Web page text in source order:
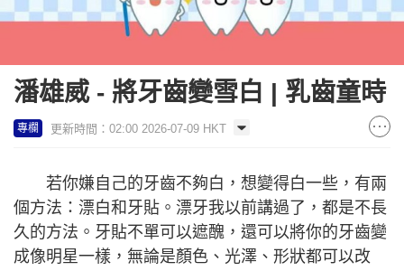
潘雄威 - 將牙齒變雪白 | 乳齒童時
專欄 更新時間：02:00 2026-07-09 HKT
若你嫌自己的牙齒不夠白，想變得白一些，有兩
個方法：漂白和牙貼。漂牙我以前講過了，都是不長
久的方法。牙貼不單可以遮醜，還可以將你的牙齒變
成像明星一樣，無論是顏色、光澤、形狀都可以改